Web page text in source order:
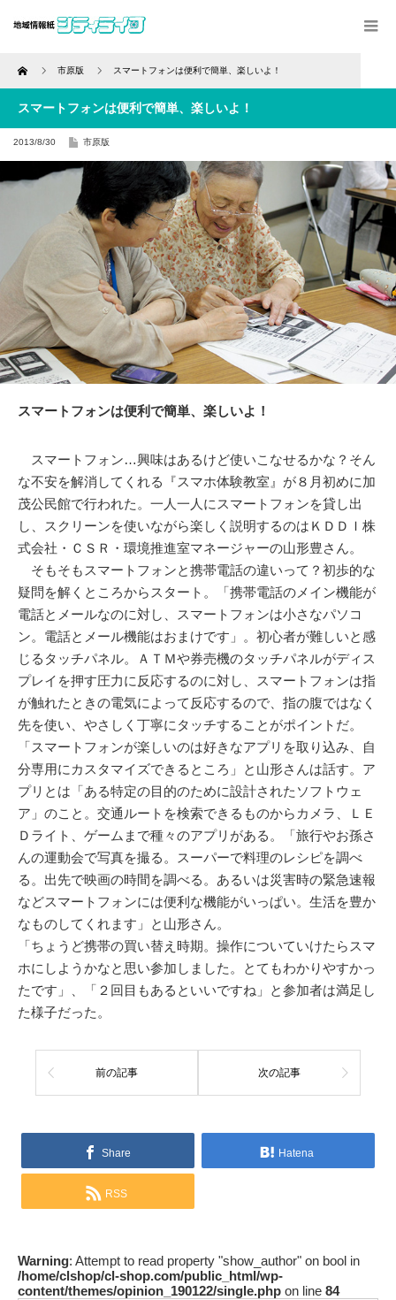
Home 市原版 スマートフォンは便利で簡単、楽しいよ！
スマートフォンは便利で簡単、楽しいよ！
2013/8/30 市原版
スマートフォンは便利で簡単、楽しいよ！
スマートフォン…興味はあるけど使いこなせるかな？そん
な不安を解消してくれる『スマホ体験教室』が８月初めに加
茂公民館で行われた。一人一人にスマートフォンを貸し出
し、スクリーンを使いながら楽しく説明するのはＫＤＤＩ株
式会社・ＣＳＲ・環境推進室マネージャーの山形豊さん。
そもそもスマートフォンと携帯電話の違いって？初歩的な
疑問を解くところからスタート。「携帯電話のメイン機能が
電話とメールなのに対し、スマートフォンは小さなパソコ
ン。電話とメール機能はおまけです」。初心者が難しいと感
じるタッチパネル。ＡＴＭや券売機のタッチパネルがディス
プレイを押す圧力に反応するのに対し、スマートフォンは指
が触れたときの電気によって反応するので、指の腹ではなく
先を使い、やさしく丁寧にタッチすることがポイントだ。
「スマートフォンが楽しいのは好きなアプリを取り込み、自
分専用にカスタマイズできるところ」と山形さんは話す。ア
プリとは「ある特定の目的のために設計されたソフトウェ
ア」のこと。交通ルートを検索できるものからカメラ、ＬＥ
Ｄライト、ゲームまで種々のアプリがある。「旅行やお孫さ
んの運動会で写真を撮る。スーパーで料理のレシピを調べ
る。出先で映画の時間を調べる。あるいは災害時の緊急速報
などスマートフォンには便利な機能がいっぱい。生活を豊か
なものしてくれます」と山形さん。
「ちょうど携帯の買い替え時期。操作についていけたらスマ
ホにしようかなと思い参加しました。とてもわかりやすかっ
たです」、「２回目もあるといいですね」と参加者は満足し
た様子だった。
前の記事 次の記事
Share Hatena
RSS
Warning: Attempt to read property "show_author" on bool in
/home/clshop/cl-shop.com/public_html/wp-
content/themes/opinion_190122/single.php on line 84